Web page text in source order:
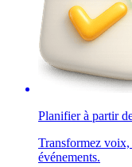
Planifier à partir
Transformez voix,
événements.